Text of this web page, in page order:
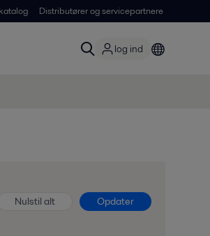
Distributører og servicepartnere
log ind
Nulstil alt Opdater